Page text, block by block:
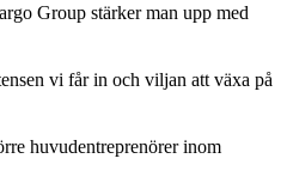
Group stärker man upp med
vi får in och viljan att växa på
huvudentreprenörer inom